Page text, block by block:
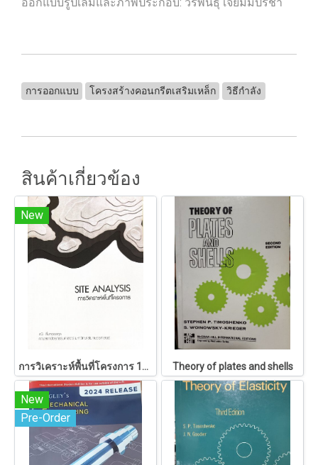
การออกแบบ โครงสร้างคอนกรีตเสริมเหล็ก วิธีกำลัง
สินค้าเกี่ยวข้อง
New
การวิเคราะห์พื้นที่โครงการ 146 Theory of plates and shells
New
Pre-Order